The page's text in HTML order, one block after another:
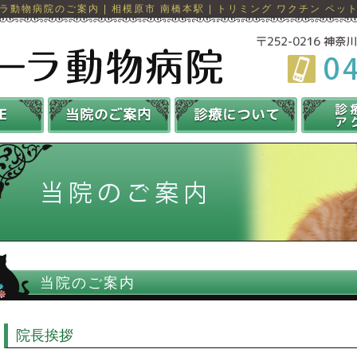
動物病院のご案内 | 相模原市 南橋本駅 | トリミング ワクチン ペッ
当院のご案内
院長挨拶